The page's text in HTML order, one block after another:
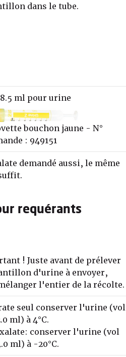
dans le tube.
ml pour urine
bouchon jaune - N°
: 949151
demandé aussi, le même
requérants
! Juste avant de prélever
d'urine à envoyer,
l'entier de la récolte.
seul conserver l'urine (vol
ml) à 4°C.
conserver l'urine (vol
ml) à -20°C.